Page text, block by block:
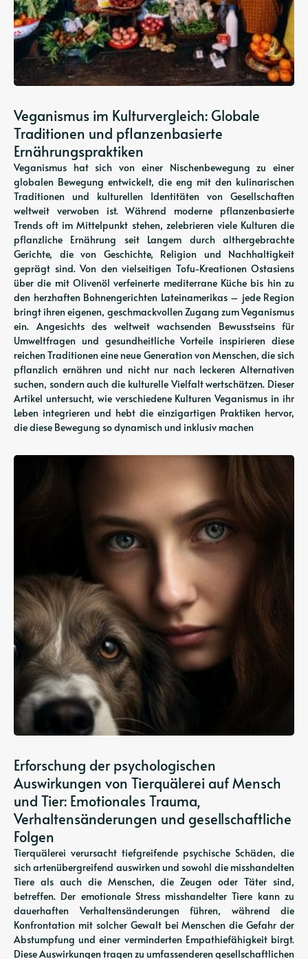
Veganismus im Kulturvergleich: Globale
Traditionen und pflanzenbasierte
Ernährungspraktiken
Veganismus hat sich von einer Nischenbewegung zu einer
globalen Bewegung entwickelt, die eng mit den kulinarischen
Traditionen und kulturellen Identitäten von Gesellschaften
weltweit verwoben ist. Während moderne pflanzenbasierte
Trends oft im Mittelpunkt stehen, zelebrieren viele Kulturen die
pflanzliche Ernährung seit Langem durch althergebrachte
Gerichte, die von Geschichte, Religion und Nachhaltigkeit
geprägt sind. Von den vielseitigen Tofu-Kreationen Ostasiens
über die mit Olivenöl verfeinerte mediterrane Küche bis hin zu
den herzhaften Bohnengerichten Lateinamerikas – jede Region
bringt ihren eigenen, geschmackvollen Zugang zum Veganismus
ein. Angesichts des weltweit wachsenden Bewusstseins für
Umweltfragen und gesundheitliche Vorteile inspirieren diese
reichen Traditionen eine neue Generation von Menschen, die sich
pflanzlich ernähren und nicht nur nach leckeren Alternativen
suchen, sondern auch die kulturelle Vielfalt wertschätzen. Dieser
Artikel untersucht, wie verschiedene Kulturen Veganismus in ihr
Leben integrieren und hebt die einzigartigen Praktiken hervor,
die diese Bewegung so dynamisch und inklusiv machen
Erforschung der psychologischen
Auswirkungen von Tierquälerei auf Mensch
und Tier: Emotionales Trauma,
Verhaltensänderungen und gesellschaftliche
Folgen
Tierquälerei verursacht tiefgreifende psychische Schäden, die
sich artenübergreifend auswirken und sowohl die misshandelten
Tiere als auch die Menschen, die Zeugen oder Täter sind,
betreffen. Der emotionale Stress misshandelter Tiere kann zu
dauerhaften Verhaltensänderungen führen, während die
Konfrontation mit solcher Gewalt bei Menschen die Gefahr der
Abstumpfung und einer verminderten Empathiefähigkeit birgt.
Diese Auswirkungen tragen zu umfassenderen gesellschaftlichen